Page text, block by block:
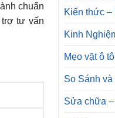
chuẩn
tư vấn
Kiến thức –
Kinh
Mẹo vặt ô tô
So Sánh
Sửa chữa